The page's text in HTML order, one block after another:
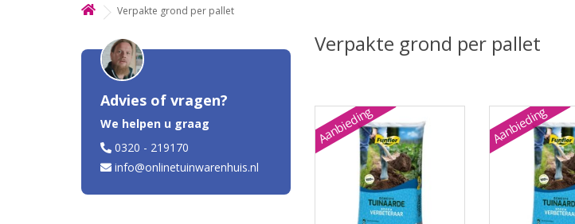
Verpakte grond per pallet
Advies of vragen?
We helpen u graag
0320 - 219170
info@onlinetuinwarenhuis.nl
Verpakte grond per pallet
Aanbieding Aanbieding